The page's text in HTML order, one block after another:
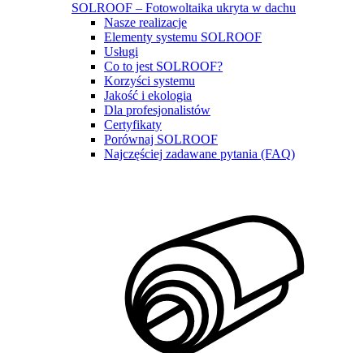
SOLROOF – Fotowoltaika ukryta w dachu
Nasze realizacje
Elementy systemu SOLROOF
Usługi
Co to jest SOLROOF?
Korzyści systemu
Jakość i ekologia
Dla profesjonalistów
Certyfikaty
Porównaj SOLROOF
Najczęściej zadawane pytania (FAQ)